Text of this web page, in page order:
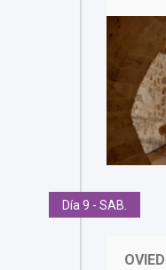
Día 9 - SAB.